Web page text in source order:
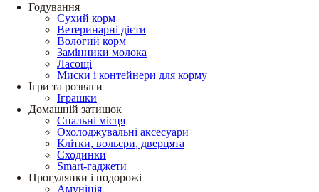
Годування
Сухий корм
Ветеринарні дієти
Вологий корм
Замінники молока
Ласощі
Миски і контейнери для корму
Ігри та розваги
Іграшки
Домашній затишок
Спальні місця
Охолоджувальні аксесуари
Клітки, вольєри, дверцята
Сходинки
Smart-гаджети
Прогулянки і подорожі
Амуніція